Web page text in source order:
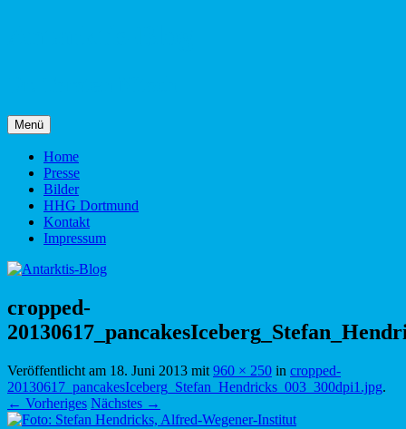
Menü
Home
Presse
Bilder
HHG Dortmund
Kontakt
Impressum
cropped-
Veröffentlicht am 18. Juni 2013 mit 960 × 250 in cropped-
20130617_pancakesIceberg_Stefan_Hendricks_003_300dpi1.jpg.
← Vorheriges Nächstes →